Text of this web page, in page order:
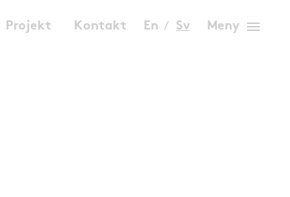
Projekt Kontakt En Sv Meny menu